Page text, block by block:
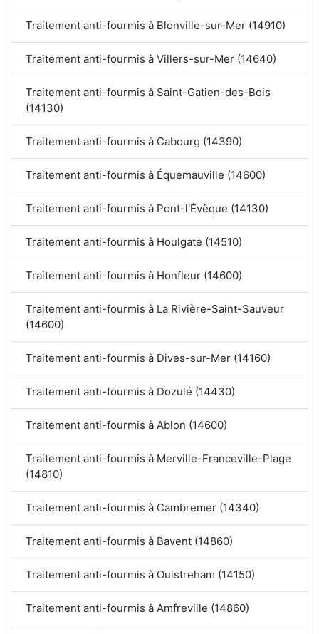
Traitement anti-fourmis à Blonville-sur-Mer (14910)
Traitement anti-fourmis à Villers-sur-Mer (14640)
Traitement anti-fourmis à Saint-Gatien-des-Bois
(14130)
Traitement anti-fourmis à Cabourg (14390)
Traitement anti-fourmis à Équemauville (14600)
Traitement anti-fourmis à Pont-l'Évêque (14130)
Traitement anti-fourmis à Houlgate (14510)
Traitement anti-fourmis à Honfleur (14600)
Traitement anti-fourmis à La Rivière-Saint-Sauveur
(14600)
Traitement anti-fourmis à Dives-sur-Mer (14160)
Traitement anti-fourmis à Dozulé (14430)
Traitement anti-fourmis à Ablon (14600)
Traitement anti-fourmis à Merville-Franceville-Plage
(14810)
Traitement anti-fourmis à Cambremer (14340)
Traitement anti-fourmis à Bavent (14860)
Traitement anti-fourmis à Ouistreham (14150)
Traitement anti-fourmis à Amfreville (14860)